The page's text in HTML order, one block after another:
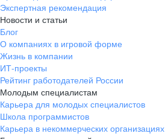
Экспертная рекомендация
Новости и статьи
Блог
О компаниях в игровой форме
Жизнь в компании
ИТ-проекты
Рейтинг работодателей России
Молодым специалистам
Карьера для молодых специалистов
Школа программистов
Карьера в некоммерческих организациях